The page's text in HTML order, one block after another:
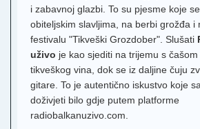
i zabavnoj glazbi. To su pjesme koje
obiteljskim slavljima, na berbi grožđa i
festivalu "Tikveški Grozdober". Slušati
uživo je kao sjediti na trijemu s
tikveškog vina, dok se iz daljine čuju
gitare. To je autentično iskustvo koje
doživjeti bilo gdje putem platforme
radiobalkanuzivo.com.